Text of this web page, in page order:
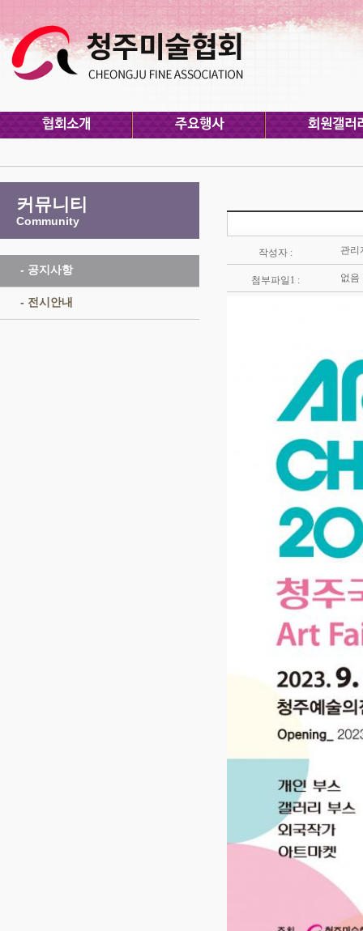
커뮤니티
Community
- 공지사항
- 전시안내
작성자 : 관리
첨부파일1 : 없음